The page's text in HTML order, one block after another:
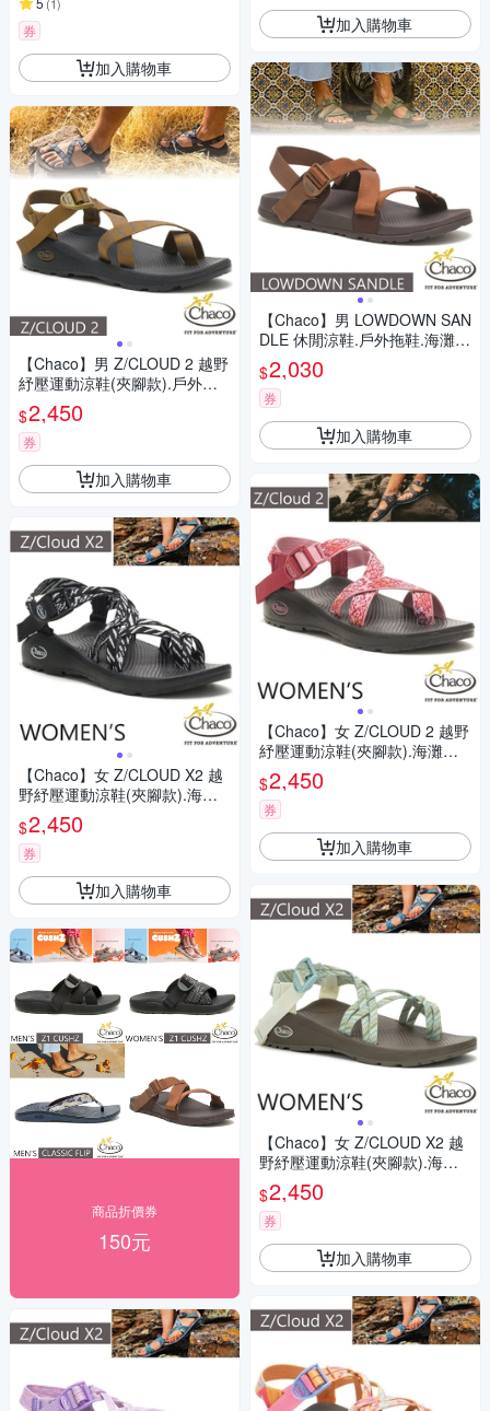
(1)
券
加入購物車
【Chaco】男 Z/CLOUD 2 越野
紓壓運動涼鞋(夾腳款).戶外拖
鞋.海灘鞋_CH-ZLM02-HI34 天
際青銅
$2,450
券
加入購物車
【Chaco】女 Z/CLOUD X2 越
野紓壓運動涼鞋(夾腳款).海灘
鞋_CH-ZLW04-HI17 威利黑白
$2,450
券
加入購物車
商品折價券
150元
加入購物車
【Chaco】男 LOWDOWN SAN
DLE 休閒涼鞋.戶外拖鞋.海灘鞋
_CH-LAM01-HI27 長袍僧人
$2,030
券
加入購物車
【Chaco】女 Z/CLOUD 2 越野
紓壓運動涼鞋(夾腳款).海灘鞋_
CH-ZLW02-HJ03 濛濛玫瑰
$2,450
券
加入購物車
【Chaco】女 Z/CLOUD X2 越
野紓壓運動涼鞋(夾腳款).海灘
鞋_CH-ZLW04-HK23 莎草古卷
$2,450
券
加入購物車